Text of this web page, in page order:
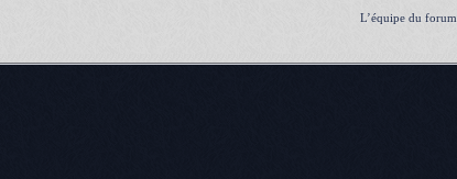
L’équipe du forum